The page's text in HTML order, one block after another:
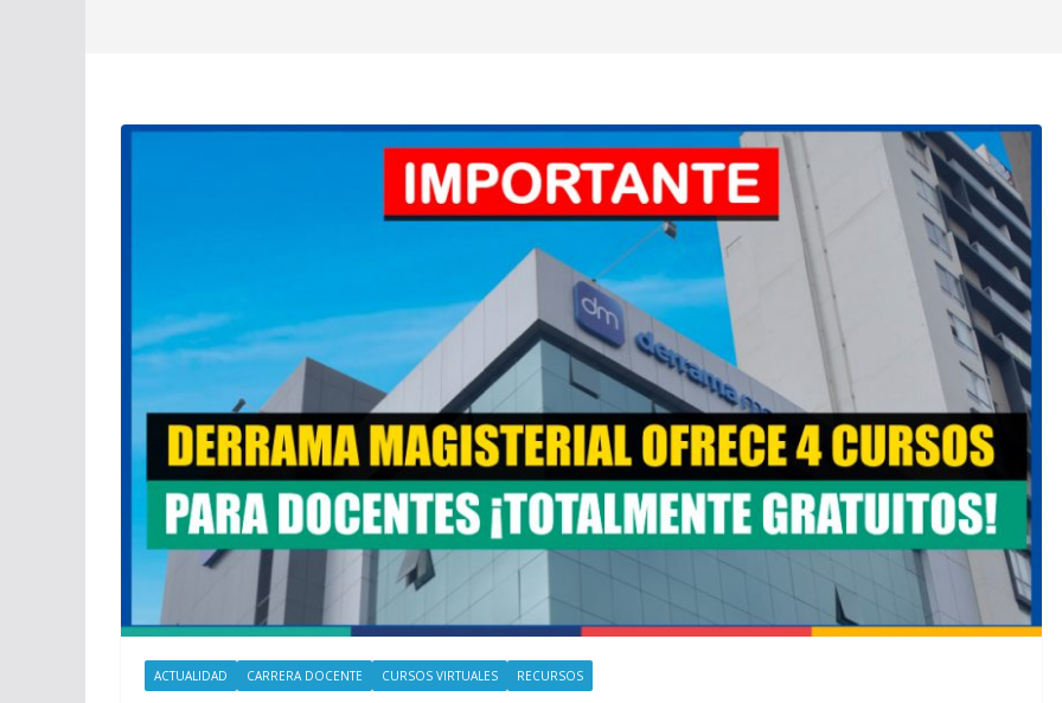
ACTUALIDAD CARRERA DOCENTE CURSOS VIRTUALES RECURSOS